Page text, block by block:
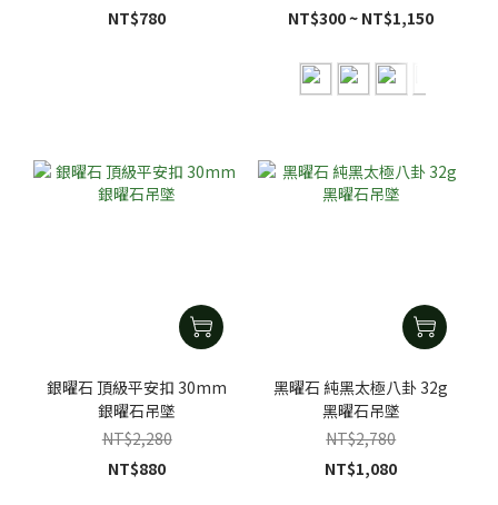
NT$780
NT$300 ~ NT$1,150
銀曜石 頂級平安扣 30mm
銀曜石吊墜
NT$2,280
NT$880
黑曜石 純黑太極八卦 32g
黑曜石吊墜
NT$2,780
NT$1,080